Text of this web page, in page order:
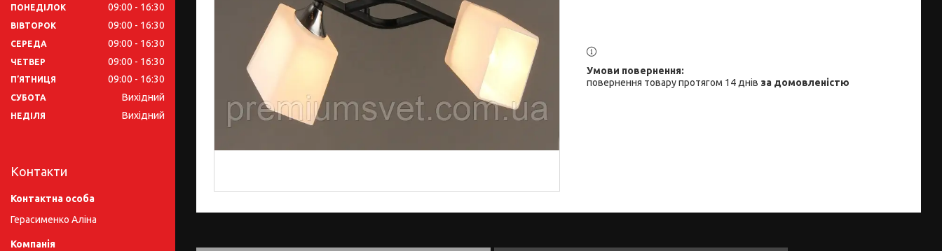
повернення товару протягом 14 днів за домовленістю
ПОНЕДІЛОК 09:00 16:30
ВІВТОРОК 09:00 16:30
СЕРЕДА 09:00 16:30
ЧЕТВЕР 09:00 16:30
ПʼЯТНИЦЯ 09:00 16:30
СУБОТА Вихідний
НЕДІЛЯ Вихідний
Контакти
Герасименко Аліна